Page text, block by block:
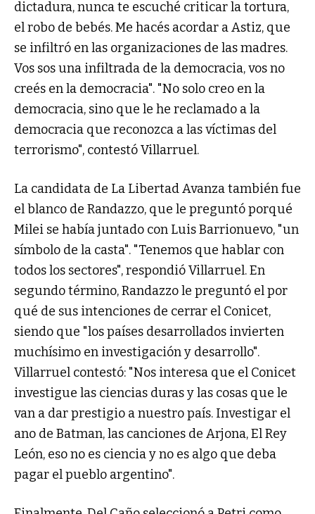
dictadura, nunca te escuché criticar la tortura,
el robo de bebés. Me hacés acordar a Astiz, que
se infiltró en las organizaciones de las madres.
Vos sos una infiltrada de la democracia, vos no
creés en la democracia". "No solo creo en la
democracia, sino que le he reclamado a la
democracia que reconozca a las víctimas del
terrorismo", contestó Villarruel.
La candidata de La Libertad Avanza también fue
el blanco de Randazzo, que le preguntó porqué
Milei se había juntado con Luis Barrionuevo, "un
símbolo de la casta". "Tenemos que hablar con
todos los sectores", respondió Villarruel. En
segundo término, Randazzo le preguntó el por
qué de sus intenciones de cerrar el Conicet,
siendo que "los países desarrollados invierten
muchísimo en investigación y desarrollo".
Villarruel contestó: "Nos interesa que el Conicet
investigue las ciencias duras y las cosas que le
van a dar prestigio a nuestro país. Investigar el
ano de Batman, las canciones de Arjona, El Rey
León, eso no es ciencia y no es algo que deba
pagar el pueblo argentino".